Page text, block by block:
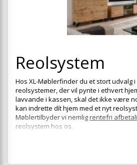
LAMPER
HAVEMØBLER
OUTLET
Reolsystem
Hos XL-Møblerfinder du et stort udvalg
reolsystemer, der vil pynte i ethvert
lavvande i kassen, skal det ikke være
kan indrette dít hjem med et nyt
Møblertilbyder vi nemligrentefri
reolsystem hos os.